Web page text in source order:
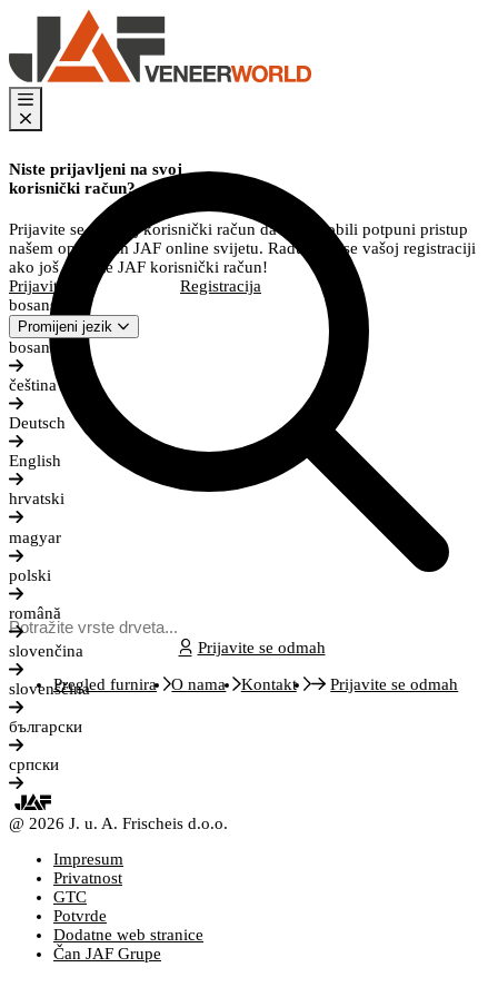
Prijavite se odmah
Pregled furnira O nama Kontakt Prijavite se odmah
Niste prijavljeni na svoj
korisnički račun?
Prijavite se na svoj korisnički račun da biste dobili potpuni pristup
našem opsežnom JAF online svijetu. Radujemo se vašoj registraciji
ako još nemate JAF korisnički račun!
Prijavite se
Registracija
bosanski
Promijeni jezik
bosanski
čeština
Deutsch
English
hrvatski
magyar
polski
română
slovenčina
slovenščina
български
српски
@ 2026 J. u. A. Frischeis d.o.o.
Impresum
Privatnost
GTC
Potvrde
Dodatne web stranice
Čan JAF Grupe